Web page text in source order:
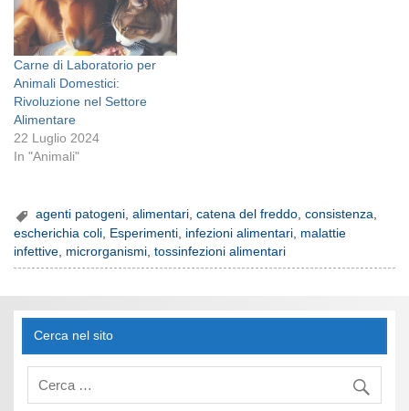
Carne di Laboratorio per
Animali Domestici:
Rivoluzione nel Settore
Alimentare
22 Luglio 2024
In "Animali"
agenti patogeni,alimentari,catena del freddo,consistenza,
escherichia coli Esperimenti infezioni alimentari malattie
infettive microrganismi ,tossinfezioni alimentari
Cerca nel sito